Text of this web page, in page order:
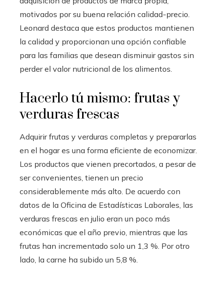
motivados por su buena relación calidad-precio.
Leonard destaca que estos productos mantienen
la calidad y proporcionan una opción confiable
para las familias que desean disminuir gastos sin
perder el valor nutricional de los alimentos.
Hacerlo tú mismo: frutas y
verduras frescas
Adquirir frutas y verduras completas y prepararlas
en el hogar es una forma eficiente de economizar.
Los productos que vienen precortados, a pesar de
ser convenientes, tienen un precio
considerablemente más alto. De acuerdo con
datos de la Oficina de Estadísticas Laborales, las
verduras frescas en julio eran un poco más
económicas que el año previo, mientras que las
frutas han incrementado solo un 1,3 %. Por otro
lado, la carne ha subido un 5,8 %.